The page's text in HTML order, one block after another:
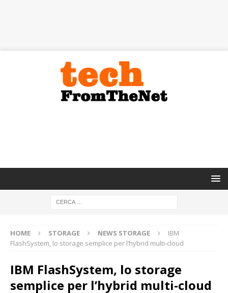
HOME STORAGE NEWS STORAGE
IBM
FlashSystem, lo storage semplice per l’hybrid multi-cloud
IBM FlashSystem, lo storage
semplice per l’hybrid multi-cloud